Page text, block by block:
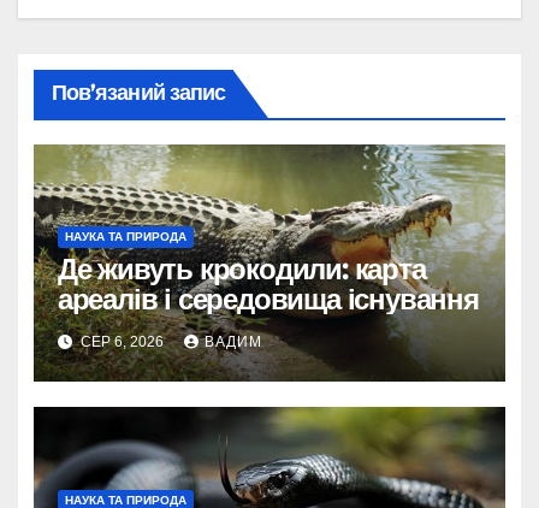
Пов’язаний запис
НАУКА ТА ПРИРОДА
Де живуть крокодили: карта
ареалів і середовища існування
СЕР 6, 2026 ВАДИМ
НАУКА ТА ПРИРОДА